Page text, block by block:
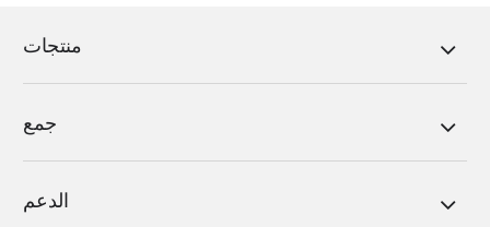
منتجات
جمع
الدعم